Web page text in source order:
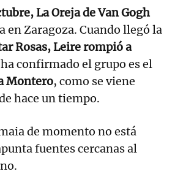
La Oreja de Van Gogh
en Zaragoza. Cuando llegó la
Rosas, Leire rompió a
confirmado el grupo es el
Montero, como se viene
hace un tiempo.
de momento no está
fuentes cercanas al